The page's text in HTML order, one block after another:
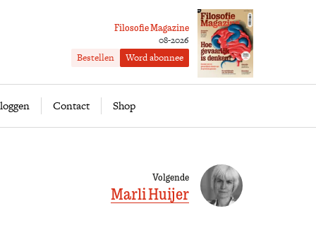
Filosofie Magazine
08-2026
Bestellen Word abonnee
Contact Shop
Word abonnee
Volgende
Marli Huijer